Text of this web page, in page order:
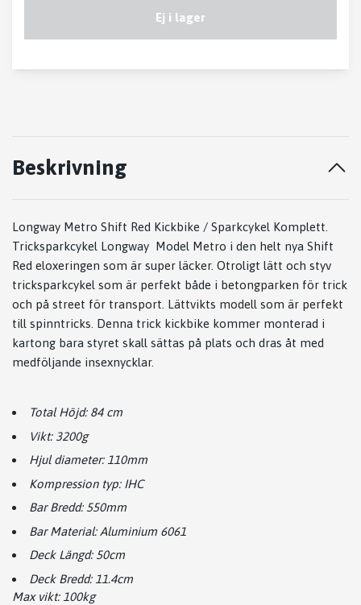
Ej i lager
Beskrivning
Longway Metro Shift Red Kickbike / Sparkcykel Komplett.
Tricksparkcykel Longway Model Metro i den helt nya Shift
Red eloxeringen som är super läcker. Otroligt lätt och styv
tricksparkcykel som är perfekt både i betongparken för trick
och på street för transport. Lättvikts modell som är perfekt
till spinntricks. Denna trick kickbike kommer monterad i
kartong bara styret skall sättas på plats och dras åt med
medföljande insexnycklar.
Total Höjd: 84 cm
Vikt: 3200g
Hjul diameter: 110mm
Kompression typ: IHC
Bar Bredd: 550mm
Bar Material: Aluminium 6061
Deck Längd: 50cm
Deck Bredd: 11.4cm
Max vikt: 100kg